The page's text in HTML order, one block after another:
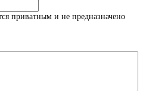
приватным и не предназначено